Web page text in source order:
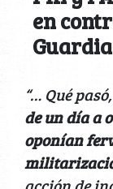
en
“… Qué
de un día a
oponían
acción de